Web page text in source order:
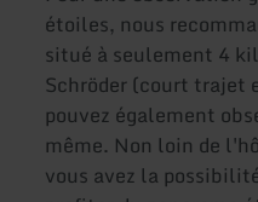
étoiles, nous
situé à seulement 4
Schröder (court trajet
pouvez également
même. Non loin de
vous avez la